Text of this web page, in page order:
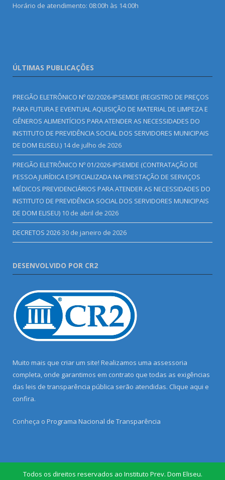
Horário de atendimento: 08:00h às 14:00h
ÚLTIMAS PUBLICAÇÕES
PREGÃO ELETRÔNICO Nº 02/2026-IPSEMDE (REGISTRO DE PREÇOS
PARA FUTURA E EVENTUAL AQUISIÇÃO DE MATERIAL DE LIMPEZA E
GÊNEROS ALIMENTÍCIOS PARA ATENDER AS NECESSIDADES DO
INSTITUTO DE PREVIDÊNCIA SOCIAL DOS SERVIDORES MUNICIPAIS
DE DOM ELISEU.) 14 de julho de 2026
PREGÃO ELETRÔNICO Nº 01/2026-IPSEMDE (CONTRATAÇÃO DE
PESSOA JURÍDICA ESPECIALIZADA NA PRESTAÇÃO DE SERVIÇOS
MÉDICOS PREVIDENCIÁRIOS PARA ATENDER AS NECESSIDADES DO
INSTITUTO DE PREVIDÊNCIA SOCIAL DOS SERVIDORES MUNICIPAIS
DE DOM ELISEU) 10 de abril de 2026
DECRETOS 202630 de janeiro de 2026
DESENVOLVIDO POR CR2
Muito mais que criar um site! Realizamos uma assessoria
completa, onde garantimos em contrato que todas as exigências
das leis de transparência pública serão atendidas. Clique aqui e
confira.
Conheça o Programa Nacional de Transparência
Todos os direitos reservados ao Instituto Prev. Dom Eliseu.